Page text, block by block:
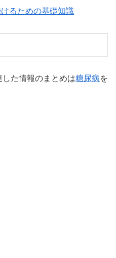
るための基礎知識
た情報のまとめは糖尿病を